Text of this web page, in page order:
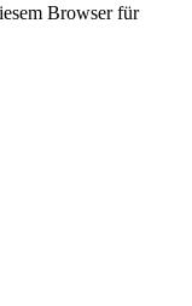
Browser für